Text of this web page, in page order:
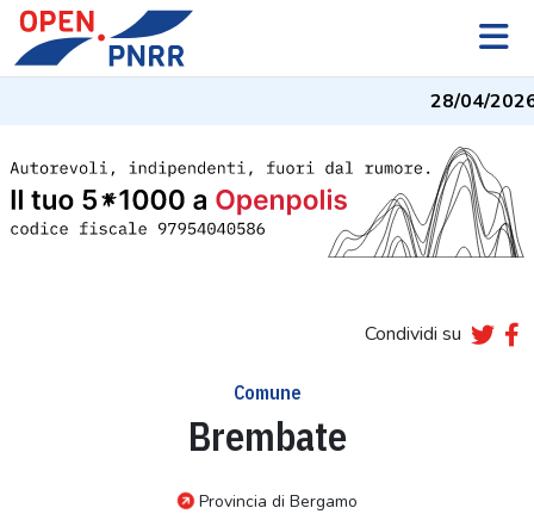
28/04/2026
Condividi su
Comune
Brembate
Provincia di Bergamo